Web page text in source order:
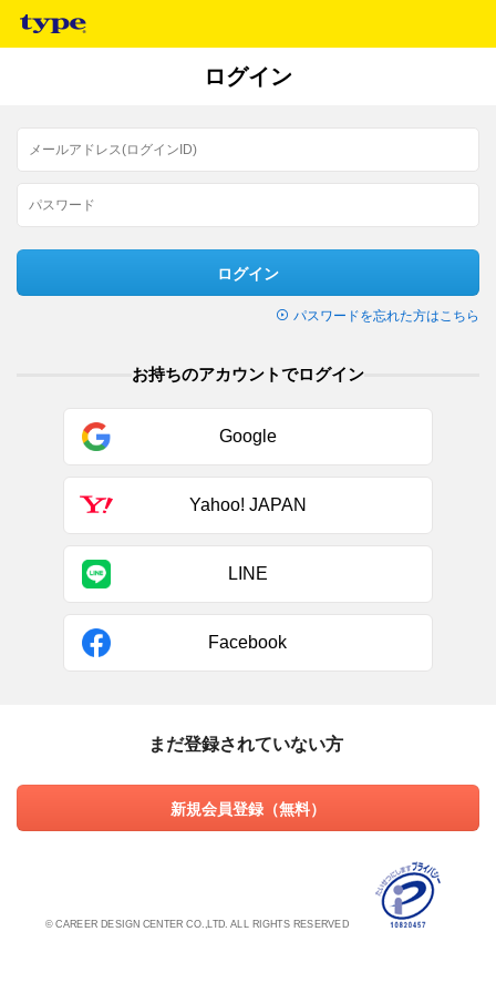
ログイン
ログイン
パスワードを忘れた方はこちら
お持ちのアカウントでログイン
Google
Yahoo! JAPAN
LINE
Facebook
まだ登録されていない方
新規会員登録（無料）
© CAREER DESIGN CENTER CO.,LTD. ALL RIGHTS RESERVED